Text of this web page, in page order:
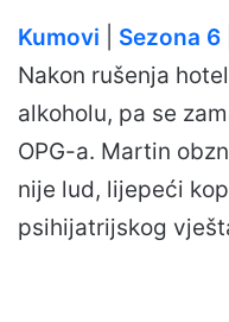
Kumovi Sezona 6
Nakon rušenja
alkoholu, pa se
OPG-a. Martin
nije lud, lijepeći
psihijatrijskog